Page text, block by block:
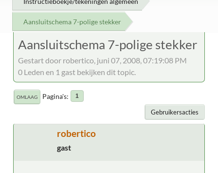
Aansluitschema 7-polige stekker
Aansluitschema 7-polige stekker
Gestart door robertico, juni 07, 2008, 07:19:08 PM
0 Leden en 1 gast bekijken dit topic.
OMLAAG Pagina's 1
Gebruikersacties
robertico
gast